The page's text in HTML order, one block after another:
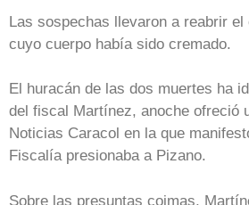
Las sospechas llevaron a reabrir
cuyo cuerpo había sido cremado.
El huracán de las dos muertes ha
del fiscal Martínez, anoche ofreció
Noticias Caracol en la que
Fiscalía presionaba a Pizano.
Sobre las presuntas coimas,